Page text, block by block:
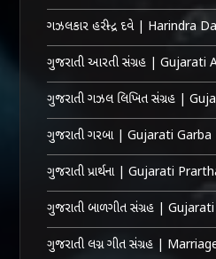
ગઝલકાર હરીન્દ્ર દવે | Harindra
ગુજરાતી આરતી સંગ્રહ | Gujarati
ગુજરાતી ગઝલ લિખિત સંગ્રહ |
ગુજરાતી ગરબા | Gujarati Garba
ગુજરાતી પ્રાર્થના | Gujarati
ગુજરાતી બાળગીત સંગ્રહ |
ગુજરાતી લગ્ન ગીત સંગ્રહ |